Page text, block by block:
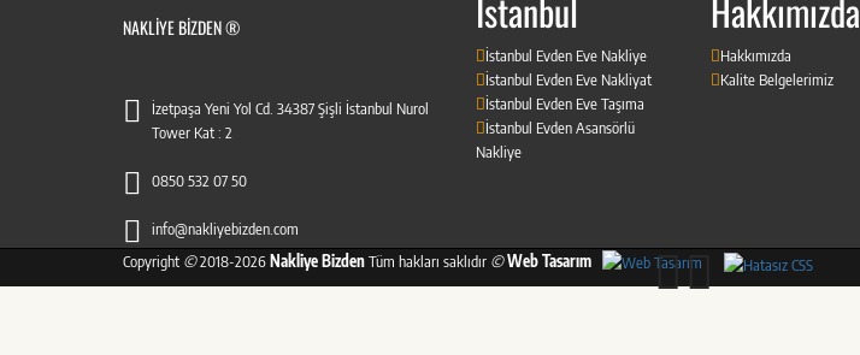
NAKLIYE BIZDEN ®
İzetpaşa Yeni Yol Cd. 34387 Şişli İstanbul Nurol
Tower Kat : 2
0850 532 07 50
info@nakliyebizden.com
İstanbul
İstanbul Evden Eve Nakliye
İstanbul Evden Eve Nakliyat
İstanbul Evden Eve Taşıma
İstanbul Evden Asansörlü
Nakliye
Hakkımızda
Hakkımızda
Kalite Belgelerimiz
Copyright ©2018-2026 Nakliye BizdenTüm hakları saklıdır ©Web Tasarım